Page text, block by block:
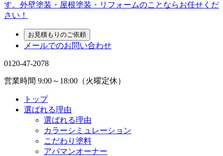
す。外壁塗装・屋根塗装・リフォームのことならお任せくだ
さい！
お見積もりのご依頼
メールでのお問い合わせ
0120-47-2078
営業時間 9:00～18:00（火曜定休）
トップ
選ばれる理由
選ばれる理由
カラーシミュレーション
こだわり塗料
アパマンオーナー